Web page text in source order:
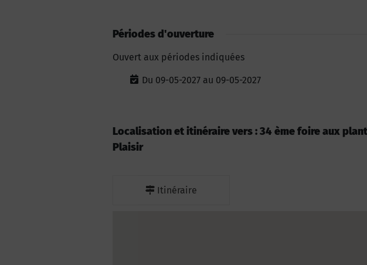
Périodes d'ouverture
Ouvert aux périodes indiquées
Du 09-05-2027 au 09-05-2027
Localisation et itinéraire vers : 34 ème foire aux
Plaisir
Itinéraire